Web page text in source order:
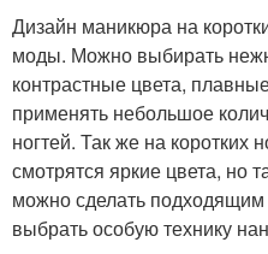
Дизайн маникюра на
моды. Можно выбирать
контрастные цвета,
применять небольшое
ногтей. Так же на коротких
смотрятся яркие цвета, но
можно сделать
выбрать особую технику